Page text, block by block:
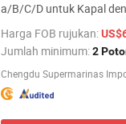
a/B/C/D untuk Kapal
CCS Harga Pabrik
Harga FOB rujukan:
Jumlah minimum:2